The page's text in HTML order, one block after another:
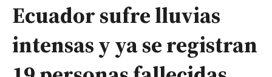
Ecuador sufre lluvias
intensas y ya se registran